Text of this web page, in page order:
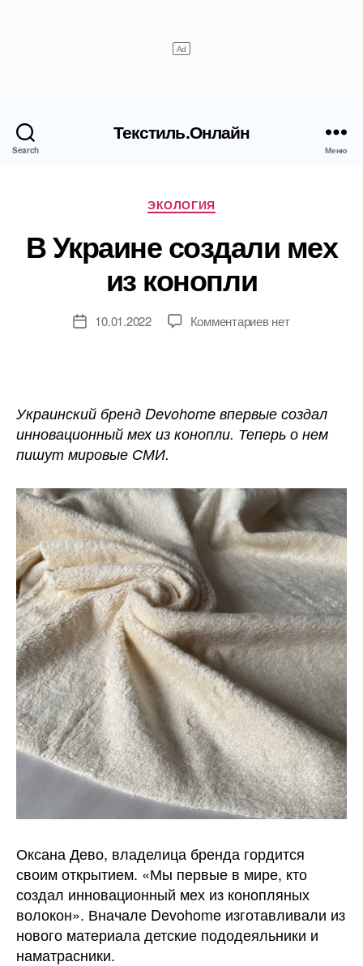
Search
Текстиль.Онлайн
Меню
Рубрики
ЭКОЛОГИЯ
В Украине создали мех
из конопли
Дата10.01.2022 Комментариевк
мех
конопли
нет
Украинский бренд Devohome впервые создал
инновационный мех из конопли. Теперь о нем
пишут мировые СМИ.
Оксана Дево, владелица бренда гордится
своим открытием. «Мы первые в мире, кто
создал инновационный мех из конопляных
волокон». Вначале Devohome изготавливали из
нового материала детские пододеяльники и
наматрасники.